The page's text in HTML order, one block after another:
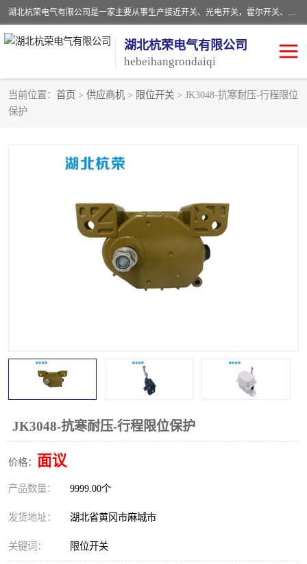
湖北杭荣电气有限公司是一家主要从事生产接近开关、光电开关，霍尔开关、两级跑偏开关、双向拉绳开关、速度监测器、皮带打滑开关、阻旋式料位开关、皮带纵向撕裂开关、溜槽堵塞开关、声光报警器、矿用磁性井筒开关等，主营行业：电气设备、仪器仪表制造, 高低压电器，成套电气设备，矿用防爆机电设备，皮带机综合保护系统，防爆电器，传感器，工矿配件，电器配件，自动化工业机器人的研发，制造，加工销售。
湖北杭荣电气有限公司
hebeihangrondaiqi
当前位置： 首页 > 供应商机 > 限位开关 > JK3048-抗寒耐压-行程限位
保护
JK3048-抗寒耐压-行程限位保护
价格： 面议
产品数量： 9999.00个
发货地址： 湖北省黄冈市麻城市
关键词： 限位开关
阻旋料位开关
滑线指示灯
光电开关
拉绳开关
溜槽堵塞检测开关
限位开关 速度检测器
速度传感器
微电脑超速开关